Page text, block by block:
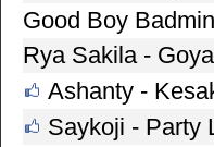
Good Boy
Rya Sakila -
Ashanty -
Saykoji - Party